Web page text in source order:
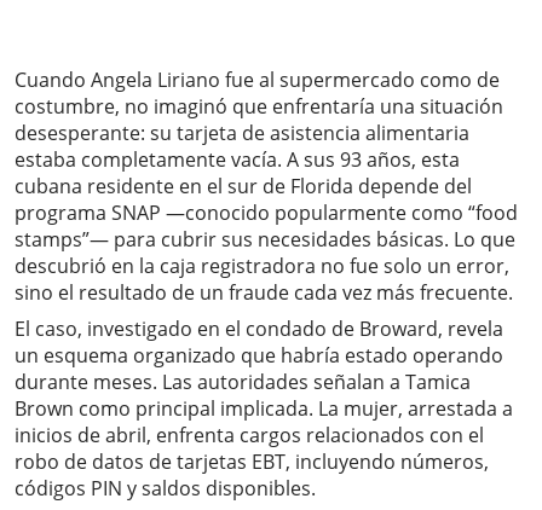
Cuando Angela Liriano fue al supermercado como de
costumbre, no imaginó que enfrentaría una situación
desesperante: su tarjeta de asistencia alimentaria
estaba completamente vacía. A sus 93 años, esta
cubana residente en el sur de Florida depende del
programa SNAP —conocido popularmente como “food
stamps”— para cubrir sus necesidades básicas. Lo que
descubrió en la caja registradora no fue solo un error,
sino el resultado de un fraude cada vez más frecuente.
El caso, investigado en el condado de Broward, revela
un esquema organizado que habría estado operando
durante meses. Las autoridades señalan a Tamica
Brown como principal implicada. La mujer, arrestada a
inicios de abril, enfrenta cargos relacionados con el
robo de datos de tarjetas EBT, incluyendo números,
códigos PIN y saldos disponibles.